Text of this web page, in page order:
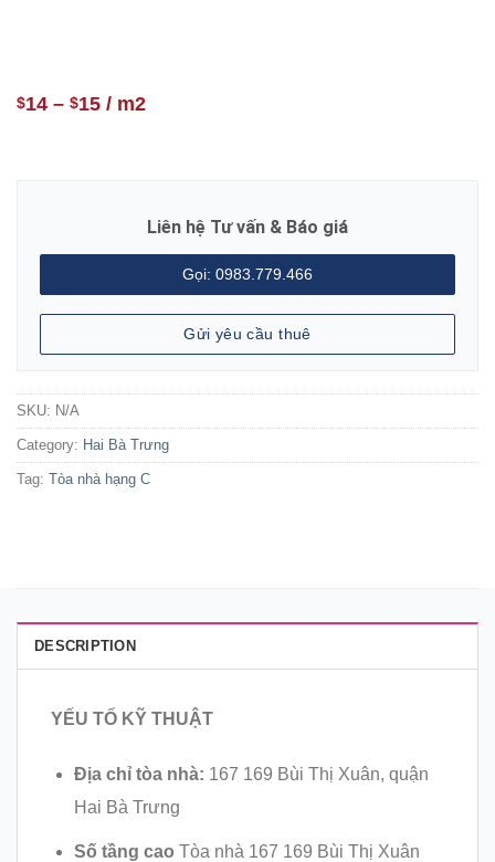
$14 – $15 / m2
Liên hệ Tư vấn & Báo giá
Gọi: 0983.779.466
Gửi yêu cầu thuê
SKU: N/A
Category: Hai Bà Trưng
Tag: Tòa nhà hạng C
DESCRIPTION
YẾU TỐ KỸ THUẬT
Địa chỉ tòa nhà: 167 169 Bùi Thị Xuân, quận
Hai Bà Trưng
Số tầng cao Tòa nhà 167 169 Bùi Thị Xuân